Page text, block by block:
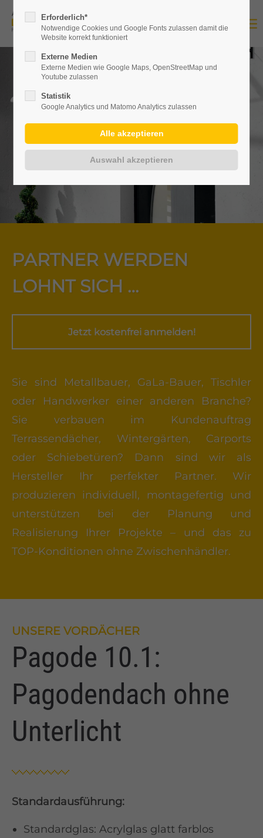
PARTNER WERDEN
LOHNT SICH …
Jetzt kostenfrei anmelden!
Sie sind Metallbauer, GaLa-Bauer, Tischler
oder Handwerker einer anderen Branche?
Sie verbauen im Kundenauftrag
Terrassendächer, Wintergärten, Carports
oder Schiebetüren? Dann sind wir als
Hersteller Ihr perfekter Partner. Wir
produzieren individuell, montagefertig und
unterstützen bei der Planung und
Realisierung Ihrer Projekte – und das zu
TOP-Konditionen ohne Zwischenhändler.
UNSERE VORDÄCHER
Pagode 10.1:
Pagodendach ohne
Unterlicht
Standardausführung:
Standardglas: Acrylglas glatt farblos
Erforderlich*
Notwendige Cookies und Google Fonts zulassen damit die
Website korrekt funktioniert
Externe Medien
Externe Medien wie Google Maps, OpenStreetMap und
Youtube zulassen
Statistik
Google Analytics und Matomo Analytics zulassen